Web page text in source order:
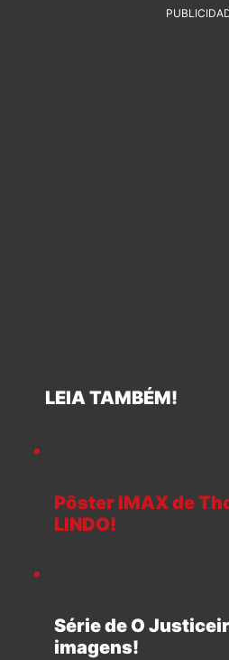
LEIA TAMBÉM!
Pôster IMAX de
LINDO!
Série de O
imagens!